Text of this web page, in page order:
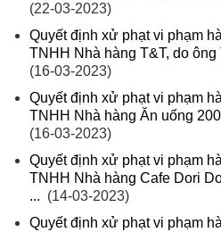
(22-03-2023)
Quyết định xử phạt vi phạm
TNHH Nhà hàng T&T, do ông
(16-03-2023)
Quyết định xử phạt vi phạm
TNHH Nhà hàng Ăn uống
(16-03-2023)
Quyết định xử phạt vi phạm
TNHH Nhà hàng Cafe Dori
... (14-03-2023)
Quyết định xử phạt vi phạm